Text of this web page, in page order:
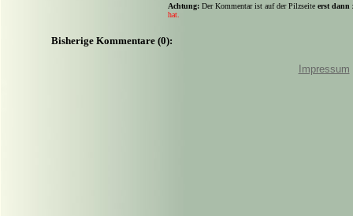
Achtung: Der Kommentar ist auf der Pilzseite erst dann
hat.
Bisherige Kommentare (0):
Impressum